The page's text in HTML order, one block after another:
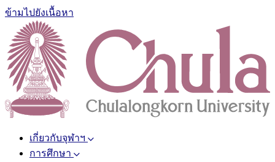
ข้ามไปยังเนื้อหา
เกี่ยวกับจุฬาฯ
การศึกษา